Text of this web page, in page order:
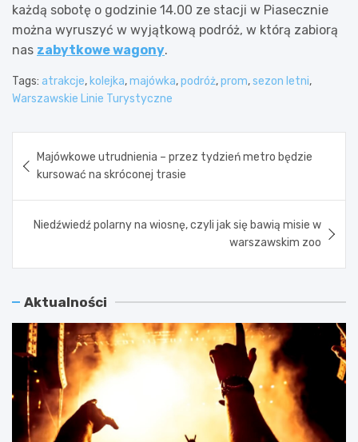
każdą sobotę o godzinie 14.00 ze stacji w Piasecznie
można wyruszyć w wyjątkową podróż, w którą zabiorą
nas zabytkowe wagony.
Tags: atrakcje, kolejka,majówka,podróż,prom,sezon letni,
Warszawskie Linie Turystyczne
wpisu
Majówkowe utrudnienia – przez tydzień metro będzie
kursować na skróconej trasie
Niedźwiedź polarny na wiosnę, czyli jak się bawią misie w
warszawskim zoo
Aktualności